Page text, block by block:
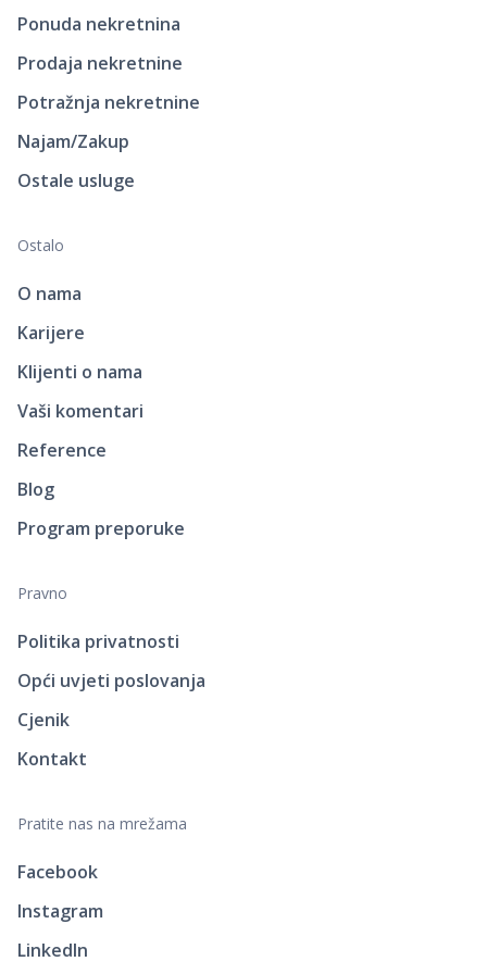
Ponuda nekretnina
Prodaja nekretnine
Potražnja nekretnine
Najam/Zakup
Ostale usluge
Ostalo
O nama
Karijere
Klijenti o nama
Vaši komentari
Reference
Blog
Program preporuke
Pravno
Politika privatnosti
Opći uvjeti poslovanja
Cjenik
Kontakt
Pratite nas na mrežama
Facebook
Instagram
LinkedIn